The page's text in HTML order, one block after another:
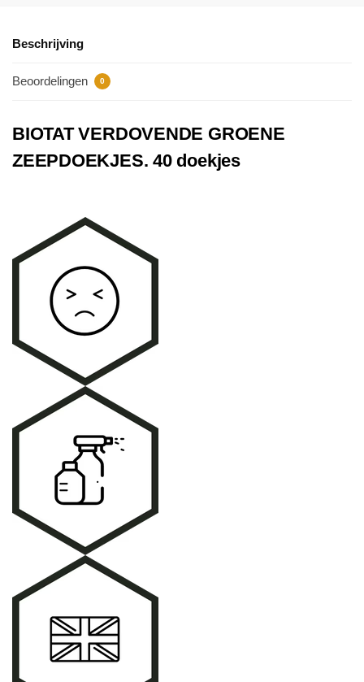
Beschrijving
Beoordelingen 0
BIOTAT VERDOVENDE GROENE
ZEEPDOEKJES. 40 doekjes